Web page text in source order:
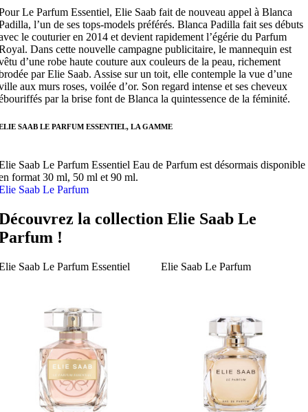
Le Parfum Essentiel, Elie Saab fait de nouveau appel à Blanca
l’un de ses tops-models préférés. Blanca Padilla fait ses débuts
le couturier en 2014 et devient rapidement l’égérie du Parfum
Dans cette nouvelle campagne publicitaire, le mannequin est
d’une robe haute couture aux couleurs de la peau, richement
par Elie Saab. Assise sur un toit, elle contemple la vue d’une
aux murs roses, voilée d’or. Son regard intense et ses cheveux
par la brise font de Blanca la quintessence de la féminité.
SAAB LE PARFUM ESSENTIEL, LA GAMME
Saab Le Parfum Essentiel Eau de Parfum est désormais disponible
format 30 ml, 50 ml et 90 ml.
Saab Le Parfum
la collection Elie Saab Le
!
Saab Le Parfum Essentiel Elie Saab Le Parfum